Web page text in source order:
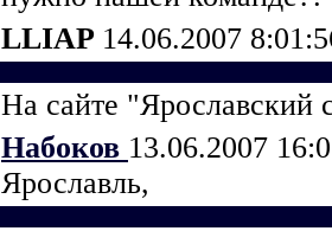
LLIAP 14.06.2007
На сайте "Ярославский
Набоков 13.06.2007
Ярославль,